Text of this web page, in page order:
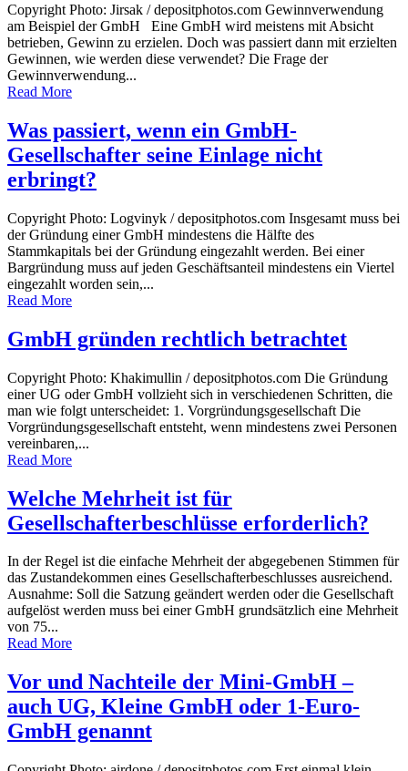
Copyright Photo: Jirsak / depositphotos.com Gewinnverwendung
am Beispiel der GmbH Eine GmbH wird meistens mit Absicht
betrieben, Gewinn zu erzielen. Doch was passiert dann mit erzielten
Gewinnen, wie werden diese verwendet? Die Frage der
Gewinnverwendung...
Read More
Was passiert, wenn ein GmbH-
Gesellschafter seine Einlage nicht
erbringt?
Copyright Photo: Logvinyk / depositphotos.com Insgesamt muss bei
der Gründung einer GmbH mindestens die Hälfte des
Stammkapitals bei der Gründung eingezahlt werden. Bei einer
Bargründung muss auf jeden Geschäftsanteil mindestens ein Viertel
eingezahlt worden sein,...
Read More
GmbH gründen rechtlich betrachtet
Copyright Photo: Khakimullin / depositphotos.com Die Gründung
einer UG oder GmbH vollzieht sich in verschiedenen Schritten, die
man wie folgt unterscheidet: 1. Vorgründungsgesellschaft Die
Vorgründungsgesellschaft entsteht, wenn mindestens zwei Personen
vereinbaren,...
Read More
Welche Mehrheit ist für
Gesellschafterbeschlüsse erforderlich?
In der Regel ist die einfache Mehrheit der abgegebenen Stimmen für
das Zustandekommen eines Gesellschafterbeschlusses ausreichend.
Ausnahme: Soll die Satzung geändert werden oder die Gesellschaft
aufgelöst werden muss bei einer GmbH grundsätzlich eine Mehrheit
von 75...
Read More
Vor und Nachteile der Mini-GmbH –
auch UG, Kleine GmbH oder 1-Euro-
GmbH genannt